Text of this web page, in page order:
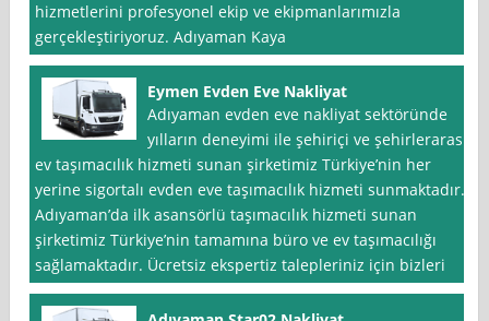
hizmetlerini profesyonel ekip ve ekipmanlarımızla
gerçekleştiriyoruz. Adıyaman Kaya
Eymen Evden Eve Nakliyat
Adıyaman evden eve nakliyat sektöründe
yılların deneyimi ile şehiriçi ve şehirlerarası
ev taşımacılık hizmeti sunan şirketimiz Türkiye’nin her
yerine sigortalı evden eve taşımacılık hizmeti sunmaktadır.
Adıyaman’da ilk asansörlü taşımacılık hizmeti sunan
şirketimiz Türkiye’nin tamamına büro ve ev taşımacılığı
sağlamaktadır. Ücretsiz ekspertiz talepleriniz için bizleri